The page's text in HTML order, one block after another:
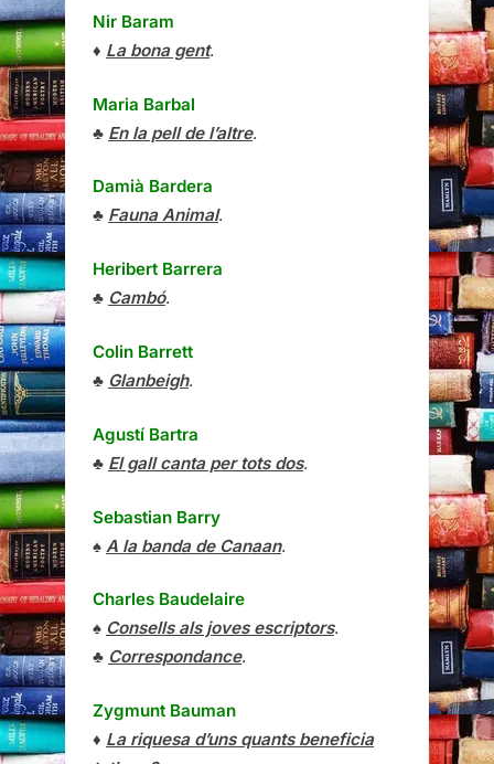
Nir Baram
♦ La bona gent.
Maria Barbal
♣ En la pell de l’altre.
Damià Bardera
♣ Fauna Animal.
Heribert Barrera
♣ Cambó.
Colin Barrett
♣ Glanbeigh.
Agustí Bartra
♣ El gall canta per tots dos.
Sebastian Barry
♠ A la banda de Canaan.
Charles Baudelaire
♠ Consells als joves escriptors.
♣ Correspondance.
Zygmunt Bauman
♦ La riquesa d’uns quants beneficia